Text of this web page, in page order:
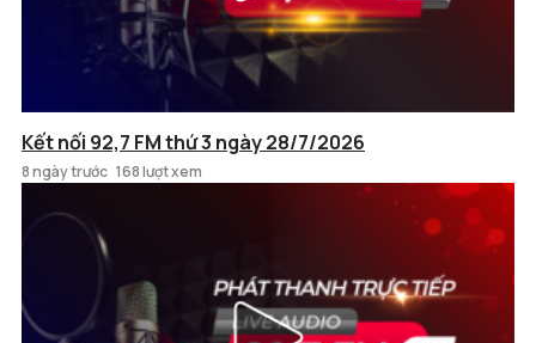
Kết nối 92,7 FM thứ 3 ngày 28/7/2026
8 ngày trước 168 lượt xem